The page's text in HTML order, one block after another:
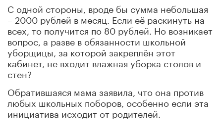
С одной стороны, вроде бы сумма небольшая
– 2000 рублей в месяц. Если её раскинуть на
всех, то получится по 80 рублей. Но возникает
вопрос, а разве в обязанности школьной
уборщицы, за которой закреплён этот
кабинет, не входит влажная уборка столов и
стен?
Обратившаяся мама заявила, что она против
любых школьных поборов, особенно если эта
инициатива исходит от родителей.